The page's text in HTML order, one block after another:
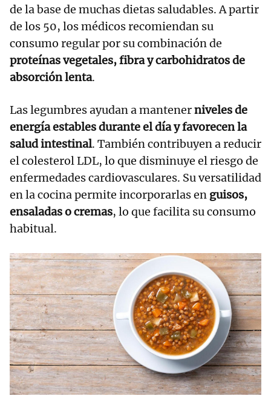
de la base de muchas dietas saludables. A partir
de los 50, los médicos recomiendan su
consumo regular por su combinación de
proteínas vegetales, fibra y carbohidratos de
absorción lenta.
Las legumbres ayudan a mantenerniveles de
energía estables durante el día y favorecen la
salud intestinal. También contribuyen a reducir
el colesterol LDL, lo que disminuye el riesgo de
enfermedades cardiovasculares. Su versatilidad
en la cocina permite incorporarlas en guisos,
ensaladas o cremas, lo que facilita su consumo
habitual.